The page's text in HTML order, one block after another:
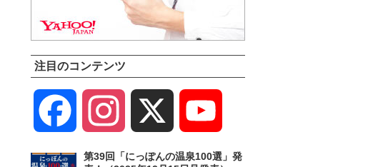
注目のコンテンツ
Facebook Instagram
Channel
第39回「にっぽんの温泉100選」発